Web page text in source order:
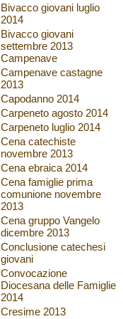
Bivacco giovani luglio
2014
Bivacco giovani
settembre 2013
Campenave
Campenave castagne
2013
Capodanno 2014
Carpeneto agosto 2014
Carpeneto luglio 2014
Cena catechiste
novembre 2013
Cena ebraica 2014
Cena famiglie prima
comunione novembre
2013
Cena gruppo Vangelo
dicembre 2013
Conclusione catechesi
giovani
Convocazione
Diocesana delle Famiglie
2014
Cresime 2013